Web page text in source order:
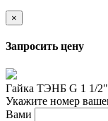
×
Запросить цену
Гайка ТЭНБ G 1 1/2"
Укажите номер
Вами